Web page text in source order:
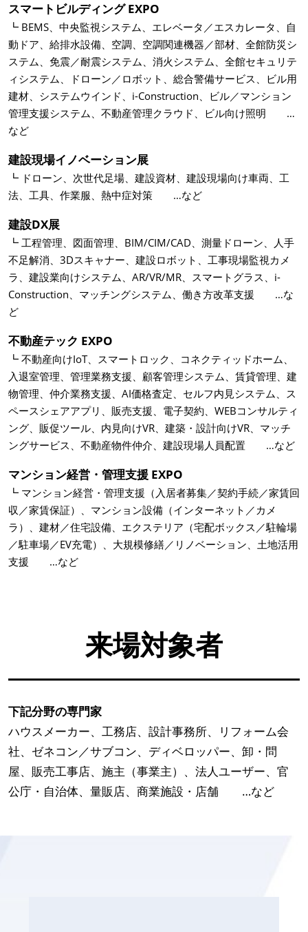
スマートビルディング EXPO
┗ BEMS、中央監視システム、エレベータ／エスカレータ、自
動ドア、給排水設備、空調、空調関連機器／部材、全館防災シ
ステム、免震／耐震システム、消火システム、全館セキュリテ
ィシステム、ドローン／ロボット、総合警備サービス、ビル用
建材、システムウインド、i-Construction、ビル／マンション
管理支援システム、不動産管理クラウド、ビル向け照明 …
など
建設現場イノベーション展
┗ ドローン、次世代足場、建設資材、建設現場向け車両、工
法、工具、作業服、熱中症対策 …など
建設DX展
┗ 工程管理、図面管理、BIM/CIM/CAD、測量ドローン、人手
不足解消、3Dスキャナー、建設ロボット、工事現場監視カメ
ラ、建設業向けシステム、AR/VR/MR、スマートグラス、i-
Construction、マッチングシステム、働き方改革支援 …な
ど
不動産テック EXPO
┗ 不動産向けIoT、スマートロック、コネクティッドホーム、
入退室管理、管理業務支援、顧客管理システム、賃貸管理、建
物管理、仲介業務支援、AI価格査定、セルフ内見システム、ス
ペースシェアアプリ、販売支援、電子契約、WEBコンサルティ
ング、販促ツール、内見向けVR、建築・設計向けVR、マッチ
ングサービス、不動産物件仲介、建設現場人員配置 …など
マンション経営・管理支援 EXPO
┗ マンション経営・管理支援（入居者募集／契約手続／家賃回
収／家賃保証）、マンション設備（インターネット／カメ
ラ）、建材／住宅設備、エクステリア（宅配ボックス／駐輪場
／駐車場／EV充電）、大規模修繕／リノベーション、土地活用
支援 …など
来場対象者
下記分野の専門家
ハウスメーカー、工務店、設計事務所、リフォーム会
社、ゼネコン／サブコン、ディベロッパー、卸・問
屋、販売工事店、施主（事業主）、法人ユーザー、官
公庁・自治体、量販店、商業施設・店舗 …など